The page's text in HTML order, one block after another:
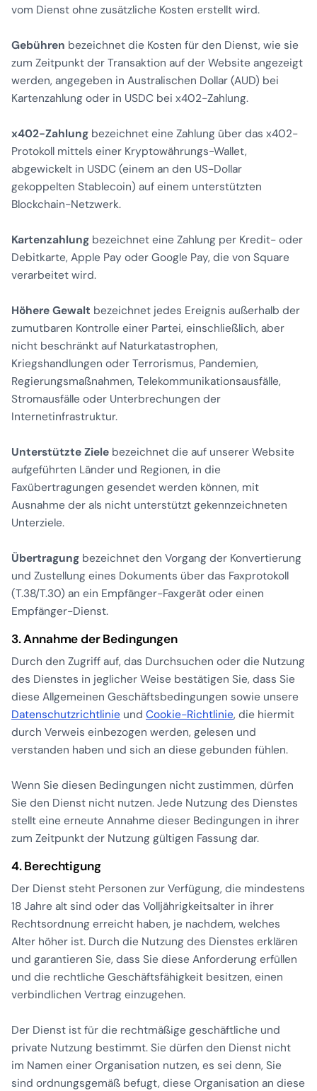
vom Dienst ohne zusätzliche Kosten erstellt wird.
Gebühren bezeichnet die Kosten für den Dienst, wie sie
zum Zeitpunkt der Transaktion auf der Website angezeigt
werden, angegeben in Australischen Dollar (AUD) bei
Kartenzahlung oder in USDC bei x402-Zahlung.
x402-Zahlung bezeichnet eine Zahlung über das x402-
Protokoll mittels einer Kryptowährungs-Wallet,
abgewickelt in USDC (einem an den US-Dollar
gekoppelten Stablecoin) auf einem unterstützten
Blockchain-Netzwerk.
Kartenzahlung bezeichnet eine Zahlung per Kredit- oder
Debitkarte, Apple Pay oder Google Pay, die von Square
verarbeitet wird.
Höhere Gewalt bezeichnet jedes Ereignis außerhalb der
zumutbaren Kontrolle einer Partei, einschließlich, aber
nicht beschränkt auf Naturkatastrophen,
Kriegshandlungen oder Terrorismus, Pandemien,
Regierungsmaßnahmen, Telekommunikationsausfälle,
Stromausfälle oder Unterbrechungen der
Internetinfrastruktur.
Unterstützte Ziele bezeichnet die auf unserer Website
aufgeführten Länder und Regionen, in die
Faxübertragungen gesendet werden können, mit
Ausnahme der als nicht unterstützt gekennzeichneten
Unterziele.
Übertragung bezeichnet den Vorgang der Konvertierung
und Zustellung eines Dokuments über das Faxprotokoll
(T.38/T.30) an ein Empfänger-Faxgerät oder einen
Empfänger-Dienst.
3. Annahme der Bedingungen
Durch den Zugriff auf, das Durchsuchen oder die Nutzung
des Dienstes in jeglicher Weise bestätigen Sie, dass Sie
diese Allgemeinen Geschäftsbedingungen sowie unsere
Datenschutzrichtlinie und Cookie-Richtlinie, die hiermit
durch Verweis einbezogen werden, gelesen und
verstanden haben und sich an diese gebunden fühlen.
Wenn Sie diesen Bedingungen nicht zustimmen, dürfen
Sie den Dienst nicht nutzen. Jede Nutzung des Dienstes
stellt eine erneute Annahme dieser Bedingungen in ihrer
zum Zeitpunkt der Nutzung gültigen Fassung dar.
4. Berechtigung
Der Dienst steht Personen zur Verfügung, die mindestens
18 Jahre alt sind oder das Volljährigkeitsalter in ihrer
Rechtsordnung erreicht haben, je nachdem, welches
Alter höher ist. Durch die Nutzung des Dienstes erklären
und garantieren Sie, dass Sie diese Anforderung erfüllen
und die rechtliche Geschäftsfähigkeit besitzen, einen
verbindlichen Vertrag einzugehen.
Der Dienst ist für die rechtmäßige geschäftliche und
private Nutzung bestimmt. Sie dürfen den Dienst nicht
im Namen einer Organisation nutzen, es sei denn, Sie
sind ordnungsgemäß befugt, diese Organisation an diese